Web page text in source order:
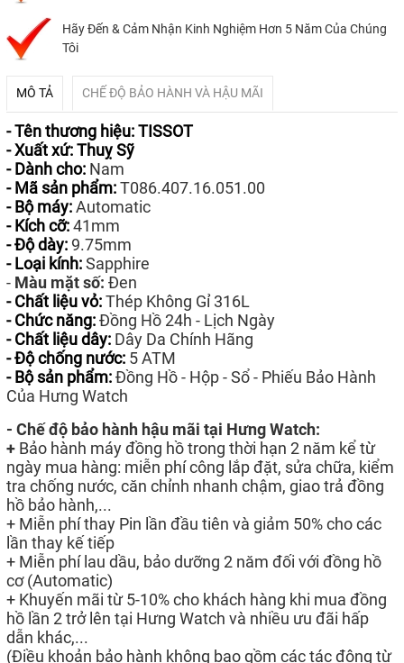
Hãy Đến & Cảm Nhận Kinh Nghiệm Hơn 5 Năm Của Chúng
Tôi
MÔ TẢ CHẾ ĐỘ BẢO HÀNH VÀ HẬU MÃI
- Tên thương hiệu: TISSOT
- Xuất xứ: Thuỵ Sỹ
- Dành cho:Nam
- Mã sản phẩm:T086.407.16.051.00
- Bộ máy:Automatic
- Kích cỡ:41mm
- Độ dày:9.75mm
- Loại kính:Sapphire
- Màu mặt số: Đen
- Chất liệu vỏ:Thép Không Gỉ 316L
- Chức năng:Đồng Hồ 24h - Lịch Ngày
- Chất liệu dây:Dây Da Chính Hãng
- Độ chống nước:5 ATM
- Bộ sản phẩm:Đồng Hồ - Hộp - Sổ - Phiếu Bảo Hành
Của Hưng Watch
- Chế độ bảo hành hậu mãi tại Hưng Watch:
+ Bảo hành máy đồng hồ trong thời hạn 2 năm kể từ
ngày mua hàng: miễn phí công lắp đặt, sửa chữa, kiểm
tra chống nước, căn chỉnh nhanh chậm, giao trả đồng
hồ bảo hành,...
+ Miễn phí thay Pin lần đầu tiên và giảm 50% cho các
lần thay kế tiếp
+ Miễn phí lau dầu, bảo dưỡng 2 năm đối với đồng hồ
cơ (Automatic)
+ Khuyến mãi từ 5-10% cho khách hàng khi mua đồng
hồ lần 2 trở lên tại Hưng Watch và nhiều ưu đãi hấp
dẫn khác,...
(Điều khoản bảo hành không bao gồm các tác động từ